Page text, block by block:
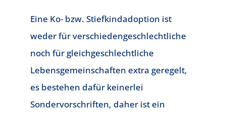
Eine Ko- bzw. Stiefkindadoption ist
weder für verschiedengeschlechtliche
noch für gleichgeschlechtliche
Lebensgemeinschaften extra geregelt,
es bestehen dafür keinerlei
Sondervorschriften, daher ist ein